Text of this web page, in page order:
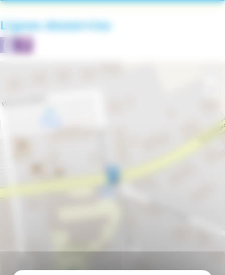
Lignes desservies